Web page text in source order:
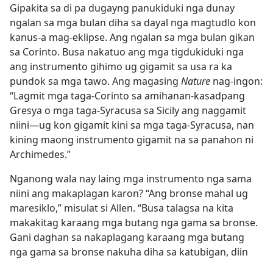
Gipakita sa di pa dugayng panukiduki nga dunay
ngalan sa mga bulan diha sa dayal nga magtudlo kon
kanus-a mag-eklipse. Ang ngalan sa mga bulan gikan
sa Corinto. Busa nakatuo ang mga tigdukiduki nga
ang instrumento gihimo ug gigamit sa usa ra ka
pundok sa mga tawo. Ang magasing Nature nag-ingon:
“Lagmit mga taga-Corinto sa amihanan-kasadpang
Gresya o mga taga-Syracusa sa Sicily ang naggamit
niini​—ug kon gigamit kini sa mga taga-Syracusa, nan
kining maong instrumento gigamit na sa panahon ni
Archimedes.”
Nganong wala nay laing mga instrumento nga sama
niini ang makaplagan karon? “Ang bronse mahal ug
maresiklo,” misulat si Allen. “Busa talagsa na kita
makakitag karaang mga butang nga gama sa bronse.
Gani daghan sa nakaplagang karaang mga butang
nga gama sa bronse nakuha diha sa katubigan, diin